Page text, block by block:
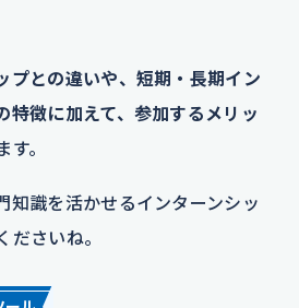
プとの違いや、短期・長期イン
特徴に加えて、参加するメリッ
す。
知識を活かせるインターンシッ
ださいね。